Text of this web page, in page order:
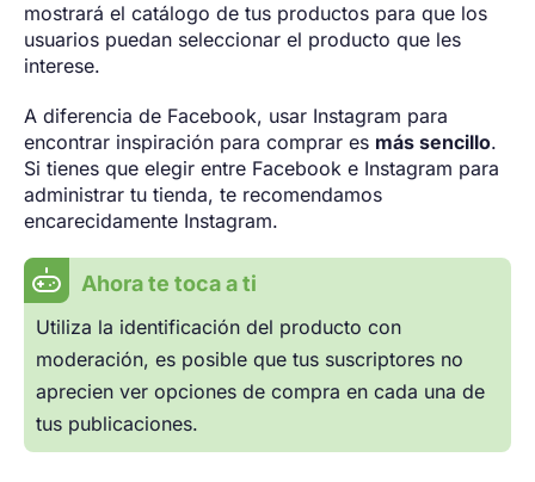
mostrará el catálogo de tus productos para que los
usuarios puedan seleccionar el producto que les
interese.
A diferencia de Facebook, usar Instagram para
encontrar inspiración para comprar es más sencillo.
Si tienes que elegir entre Facebook e Instagram para
administrar tu tienda, te recomendamos
encarecidamente Instagram.
Ahora te toca a ti
Utiliza la identificación del producto con
moderación, es posible que tus suscriptores no
aprecien ver opciones de compra en cada una de
tus publicaciones.